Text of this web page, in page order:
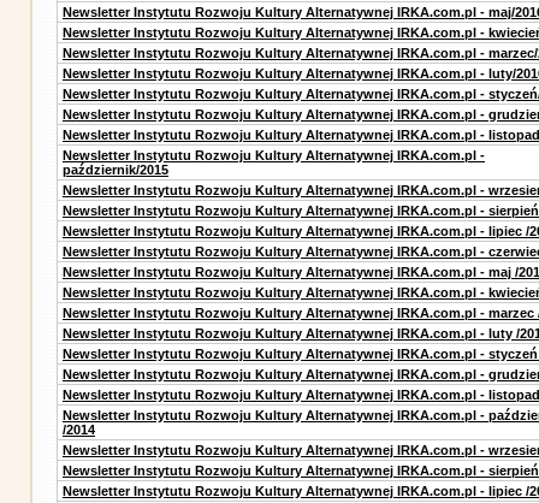
Newsletter Instytutu Rozwoju Kultury Alternatywnej IRKA.com.pl - maj/
Newsletter Instytutu Rozwoju Kultury Alternatywnej IRKA.com.pl -
Newsletter Instytutu Rozwoju Kultury Alternatywnej IRKA.com.pl - marzec/
Newsletter Instytutu Rozwoju Kultury Alternatywnej IRKA.com.pl - luty/
Newsletter Instytutu Rozwoju Kultury Alternatywnej IRKA.com.pl -
Newsletter Instytutu Rozwoju Kultury Alternatywnej IRKA.com.pl -
Newsletter Instytutu Rozwoju Kultury Alternatywnej IRKA.com.pl -
Newsletter Instytutu Rozwoju Kultury Alternatywnej IRKA.com.pl -
październik/2015
Newsletter Instytutu Rozwoju Kultury Alternatywnej IRKA.com.pl -
Newsletter Instytutu Rozwoju Kultury Alternatywnej IRKA.com.pl -
Newsletter Instytutu Rozwoju Kultury Alternatywnej IRKA.com.pl - lipiec /
Newsletter Instytutu Rozwoju Kultury Alternatywnej IRKA.com.pl -
Newsletter Instytutu Rozwoju Kultury Alternatywnej IRKA.com.pl - maj /
Newsletter Instytutu Rozwoju Kultury Alternatywnej IRKA.com.pl -
Newsletter Instytutu Rozwoju Kultury Alternatywnej IRKA.com.pl - marzec
Newsletter Instytutu Rozwoju Kultury Alternatywnej IRKA.com.pl - luty /
Newsletter Instytutu Rozwoju Kultury Alternatywnej IRKA.com.pl - styczeń
Newsletter Instytutu Rozwoju Kultury Alternatywnej IRKA.com.pl -
Newsletter Instytutu Rozwoju Kultury Alternatywnej IRKA.com.pl - listopad
Newsletter Instytutu Rozwoju Kultury Alternatywnej IRKA.com.pl -
/2014
Newsletter Instytutu Rozwoju Kultury Alternatywnej IRKA.com.pl -
Newsletter Instytutu Rozwoju Kultury Alternatywnej IRKA.com.pl - sierpień
Newsletter Instytutu Rozwoju Kultury Alternatywnej IRKA.com.pl - lipiec /